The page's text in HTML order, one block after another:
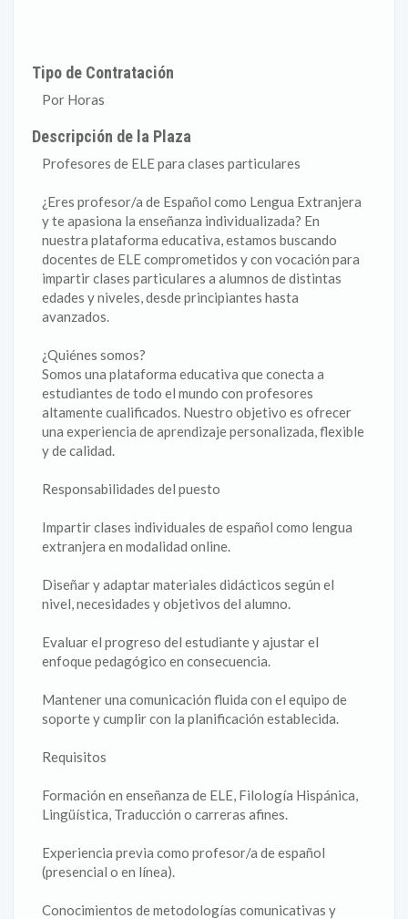
Tipo de Contratación
Por Horas
Descripción de la Plaza
Profesores de ELE para clases particulares
¿Eres profesor/a de Español como Lengua Extranjera
y te apasiona la enseñanza individualizada? En
nuestra plataforma educativa, estamos buscando
docentes de ELE comprometidos y con vocación para
impartir clases particulares a alumnos de distintas
edades y niveles, desde principiantes hasta
avanzados.
¿Quiénes somos?
Somos una plataforma educativa que conecta a
estudiantes de todo el mundo con profesores
altamente cualificados. Nuestro objetivo es ofrecer
una experiencia de aprendizaje personalizada, flexible
y de calidad.
Responsabilidades del puesto
Impartir clases individuales de español como lengua
extranjera en modalidad online.
Diseñar y adaptar materiales didácticos según el
nivel, necesidades y objetivos del alumno.
Evaluar el progreso del estudiante y ajustar el
enfoque pedagógico en consecuencia.
Mantener una comunicación fluida con el equipo de
soporte y cumplir con la planificación establecida.
Requisitos
Formación en enseñanza de ELE, Filología Hispánica,
Lingüística, Traducción o carreras afines.
Experiencia previa como profesor/a de español
(presencial o en línea).
Conocimientos de metodologías comunicativas y